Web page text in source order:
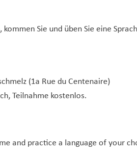
kommen Sie und üben Sie eine
(1a Rue du Centenaire)
Teilnahme kostenlos.
and practice a language of your